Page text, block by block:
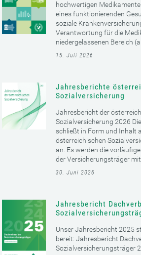
hochwertigen
eines funktionierenden
soziale
Verantwortung für die
niedergelassenen Bereich
15. Juli 2026
Jahresberichte
Sozialversicherung
Jahresbericht der
Sozialversicherung 2026
schließt in Form und Inhalt
österreichischen
an. Es werden die
der Versicherungsträger mit
30. Juni 2026
Jahresbericht
Unser Jahresbericht 2025
bereit: Jahresbericht
Sozialversicherungsträger